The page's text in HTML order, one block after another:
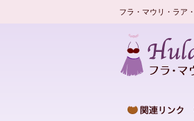
フラ・マウリ・ラア